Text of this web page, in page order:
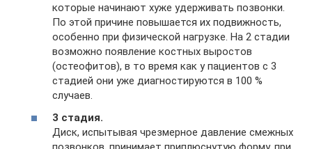
которые начинают хуже удерживать позвонки.
По этой причине повышается их подвижность,
особенно при физической нагрузке. На 2 стадии
возможно появление костных выростов
(остеофитов), в то время как у пациентов с 3
стадией они уже диагностируются в 100 %
случаев.
3 стадия.
Диск, испытывая чрезмерное давление смежных